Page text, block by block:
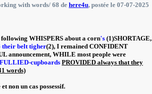
with words/ 68 de here4u, postée le 07-07-2025
following WHISPERS about a corn's (1)SHORTAGE,
their belt tigher(2), I remained CONFIDENT
announcement, WHILE most people were
FULLIED-cupboards PROVIDED always that they
words)
non un cas possessif.